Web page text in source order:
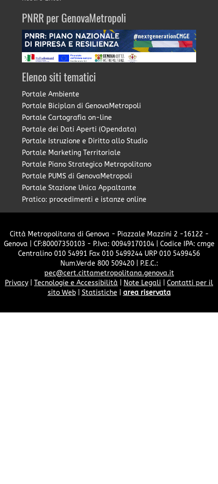
PNRR per GenovaMetropoli
Elenco siti tematici
Portale Ambiente
Portale Biciplan di GenovaMetropoli
Portale Cartografia on-line
Portale dei Dati Aperti (Opendata)
Portale Istruzione e Diritto allo Studio
Portale Marketing Territoriale
Portale Piano Strategico Metropolitano
Portale PUMS di GenovaMetropoli
Portale Stazione Unica Appaltante
Pratico: procedimenti e istanze online
Città Metropolitana di Genova - Piazzale Mazzini 2 -16122 -
Genova | CF:80007350103 - P.Iva: 00949170104 | Codice IPA: cmge
Centralino 010 54991 Fax 010 5499244 URP 010 5499456
Num.Verde 800 509420 | P.E.C.:
pec@cert.cittametropolitana.genova.it
Privacy
Tecnologie e Accessibilità Note Legali
Contatti per il
sito Web| Statistiche area riservata